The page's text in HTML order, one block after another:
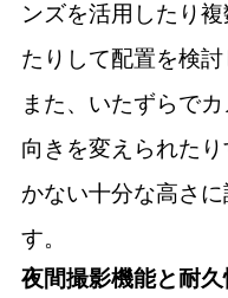
ンズを活用したり
たりして配置を検討
また、いたずらで
向きを変えられた
かない十分な高さ
す。
夜間撮影機能と耐